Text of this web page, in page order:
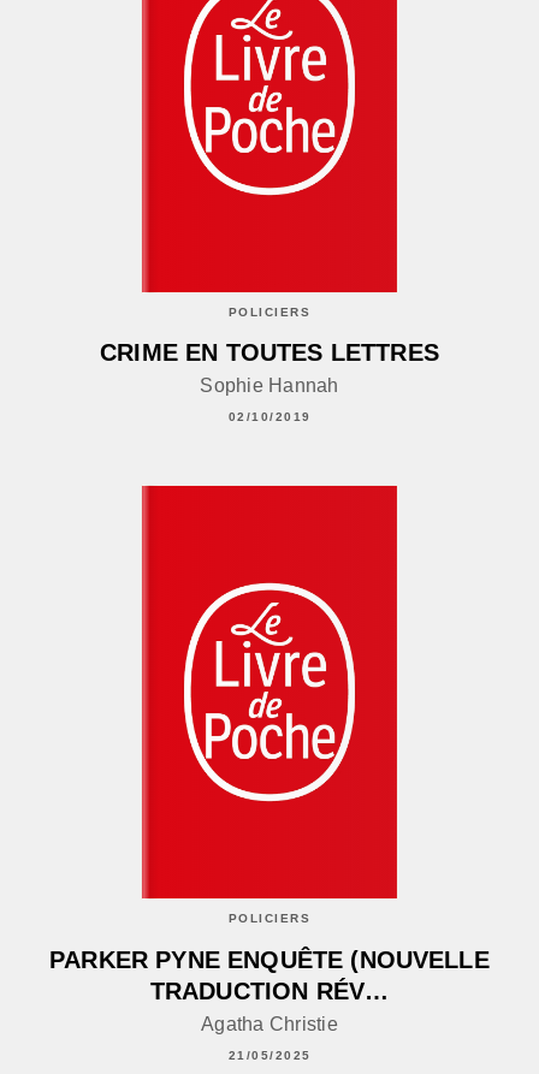
POLICIERS
CRIME EN TOUTES LETTRES
Sophie Hannah
02/10/2019
POLICIERS
PARKER PYNE ENQUÊTE (NOUVELLE
TRADUCTION RÉV…
Agatha Christie
21/05/2025